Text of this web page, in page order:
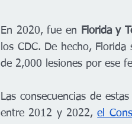
En 2020, fue en Florida y
los CDC. De hecho,
de 2,000 lesiones por ese
Las consecuencias de
entre 2012 y 2022, el